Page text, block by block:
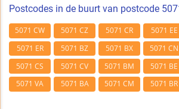
Postcodes in de buurt van postcode
5071 CW 5071 CZ 5071 CR 5071 EE
5071 ER
5071 BZ 5071 BX 5071 CN
5071 CS
5071 CV 5071 BM 5071 BE
5071 VA
5071 BA 5071 CM 5071 BR